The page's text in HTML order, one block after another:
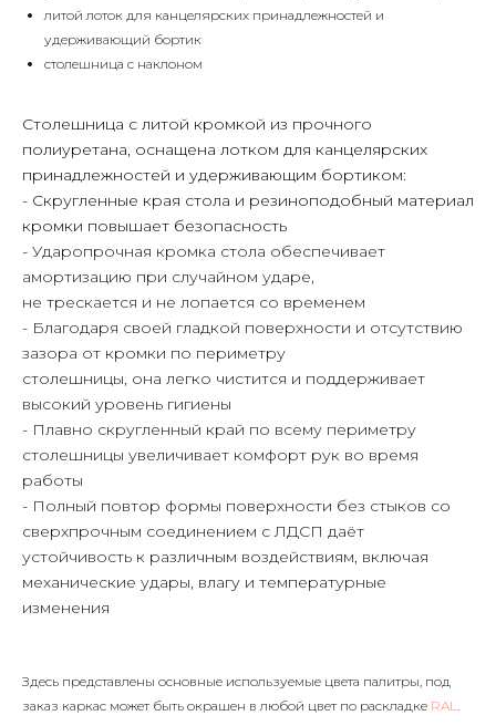
литой лоток для канцелярских принадлежностей и
удерживающий бортик
столешница с наклоном
Столешница с литой кромкой из прочного
полиуретана, оснащена лотком для канцелярских
принадлежностей и удерживающим бортиком:
- Скругленные края стола и резиноподобный материал
кромки повышает безопасность
- Ударопрочная кромка стола обеспечивает
амортизацию при случайном ударе,
не трескается и не лопается со временем
- Благодаря своей гладкой поверхности и отсутствию
зазора от кромки по периметру
столешницы, она легко чистится и поддерживает
высокий уровень гигиены
- Плавно скругленный край по всему периметру
столешницы увеличивает комфорт рук во время
работы
- Полный повтор формы поверхности без стыков со
сверхпрочным соединением с ЛДСП даёт
устойчивость к различным воздействиям, включая
механические удары, влагу и температурные
изменения
Здесь представлены основные используемые цвета палитры, под
заказ каркас может быть окрашен в любой цвет по раскладке RAL.